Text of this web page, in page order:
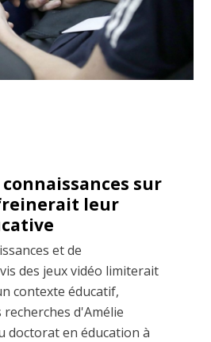
sur
leur
et de
des jeux vidéo limiterait
contexte éducatif,
d'Amélie
doctorat en éducation à